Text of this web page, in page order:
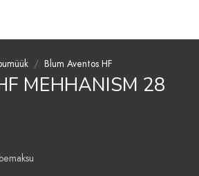
/ Blum Aventos HF
MEHHANISM 28